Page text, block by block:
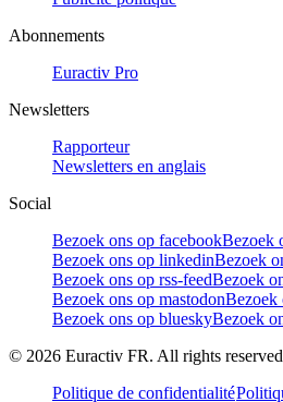
Abonnements
Euractiv Pro
Newsletters
Rapporteur
Newsletters en anglais
Social
Bezoek ons op facebookBezoek
Bezoek ons op linkedinBezoek
Bezoek ons op rss-feedBezoek
Bezoek ons op mastodonBezoek
Bezoek ons op blueskyBezoek
© 2026 Euractiv FR. All rights
Politique de confidentialité